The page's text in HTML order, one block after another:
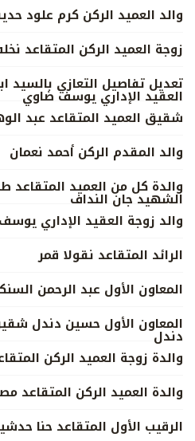
والد العميد الركن كرم علود
زوجة العميد الركن المتقاعد
تعديل تفاصيل التعازي بالسيد
العقيد الإداري يوسف ضاوي
شقيق العميد المتقاعد عبد
والد المقدم الركن أحمد نعمان
والدة كل من العميد المتقاعد
الشهيد جان النداف
والد زوجة العقيد الإداري
الرائد المتقاعد نقولا قمر
المعاون الأول عبد الرحمن
المعاون الأول حسین دندل
دندل
والدة زوجة العميد الركن
والدة العميد الركن
الرقيب الأول المتقاعد حنا